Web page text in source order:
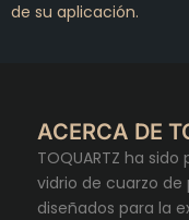
de su aplicación.
ACERCA DE
TOQUARTZ ha
vidrio de cuarzo de
diseñados para la